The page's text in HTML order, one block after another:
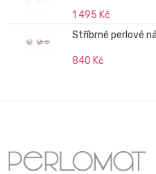
1 495 Kč
Stříbrné perlové
840 Kč